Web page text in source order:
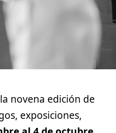
novena edición de
exposiciones,